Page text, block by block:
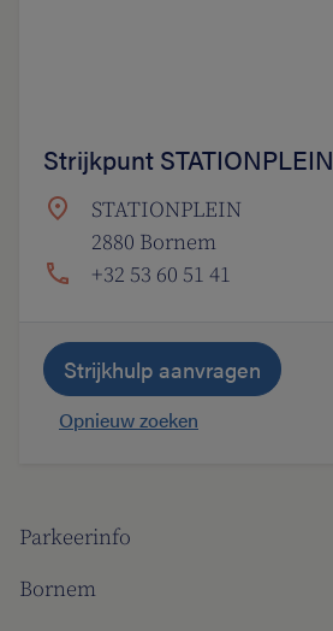
Parkeerinfo
Bornem
Strijkpunt STATIONPLEIN
STATIONPLEIN
2880 Bornem
+32 53 60 51 41
Strijkhulp aanvragen
Opnieuw zoeken